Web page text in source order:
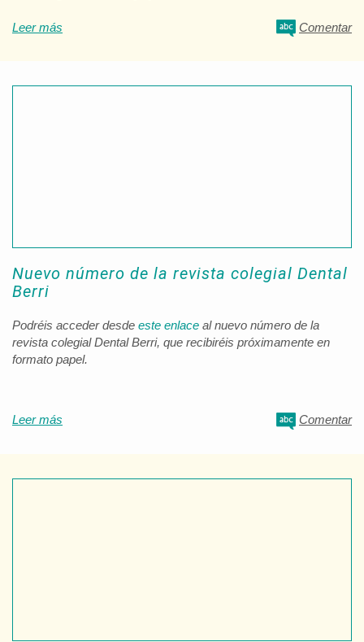
Leer más Comentar
Nuevo número de la revista colegial Dental
Berri
Podréis acceder desde este enlace al nuevo número de la
revista colegial Dental Berri, que recibiréis próximamente en
formato papel.
Leer más Comentar